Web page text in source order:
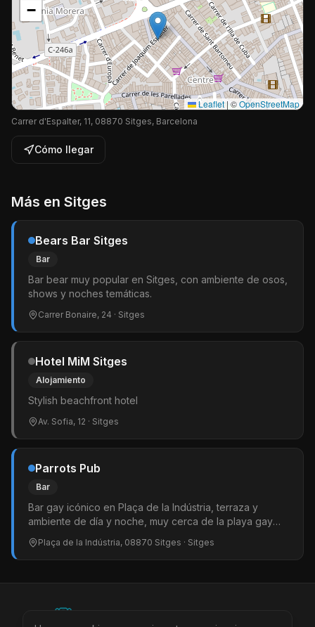
−
Leaflet | ©OpenStreetMap
Carrer d'Espalter, 11, 08870 Sitges, Barcelona
Cómo llegar
Más en Sitges
Bears Bar Sitges
Bar
Bar bear muy popular en Sitges, con ambiente de osos,
shows y noches temáticas.
Carrer Bonaire, 24 · Sitges
Hotel MiM Sitges
Alojamiento
Stylish beachfront hotel
Av. Sofia, 12 · Sitges
Parrots Pub
Bar
Bar gay icónico en Plaça de la Indústria, terraza y
ambiente de día y noche, muy cerca de la playa gay
principal.
Plaça de la Indústria, 08870 Sitges · Sitges
©